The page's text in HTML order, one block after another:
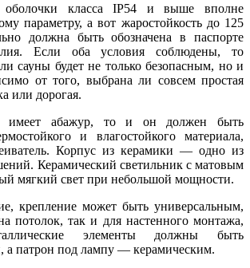
оболочки класса IP54 и выше вполне
параметру, а вот жаростойкость до 125
должна быть обозначена в паспорте
Если оба условия соблюдены, то
сауны будет не только безопасным, но и
от того, выбрана ли совсем простая
или дорогая.
имеет абажур, то и он должен быть
и влагостойкого материала,
Корпус из керамики — одно из
Керамический светильник с матовым
мягкий свет при небольшой мощности.
крепление может быть универсальным,
потолок, так и для настенного монтажа,
элементы должны быть
а патрон под лампу — керамическим.